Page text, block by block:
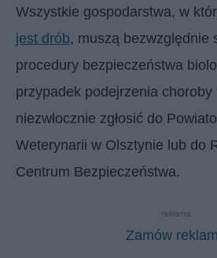
Wszystkie gospodarstwa, w
jest drób, muszą bezwzględnie
procedury bezpieczeństwa
przypadek podejrzenia choroby
niezwłocznie zgłosić do
Weterynarii w Olsztynie lub do
Centrum Bezpieczeństwa.
reklama
Zamów